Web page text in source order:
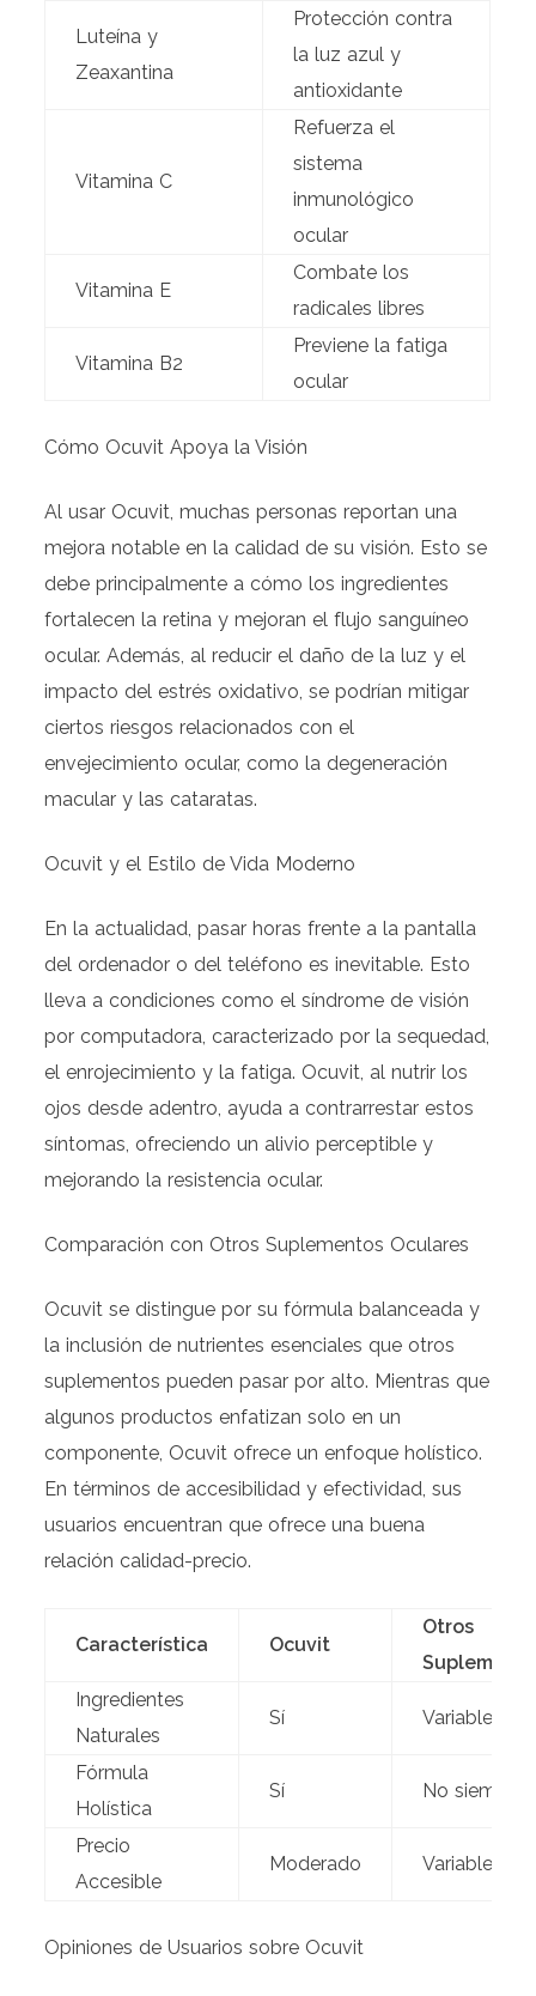
Luteína y
Zeaxantina
Protección contra
la luz azul y
antioxidante
Vitamina C
Refuerza el
sistema
inmunológico
ocular
Vitamina E
Combate los
radicales libres
Vitamina B2
Previene la fatiga
ocular
Cómo Ocuvit Apoya la Visión
Al usar Ocuvit, muchas personas reportan una
mejora notable en la calidad de su visión. Esto se
debe principalmente a cómo los ingredientes
fortalecen la retina y mejoran el flujo sanguíneo
ocular. Además, al reducir el daño de la luz y el
impacto del estrés oxidativo, se podrían mitigar
ciertos riesgos relacionados con el
envejecimiento ocular, como la degeneración
macular y las cataratas.
Ocuvit y el Estilo de Vida Moderno
En la actualidad, pasar horas frente a la pantalla
del ordenador o del teléfono es inevitable. Esto
lleva a condiciones como el síndrome de visión
por computadora, caracterizado por la sequedad,
el enrojecimiento y la fatiga. Ocuvit, al nutrir los
ojos desde adentro, ayuda a contrarrestar estos
síntomas, ofreciendo un alivio perceptible y
mejorando la resistencia ocular.
Comparación con Otros Suplementos Oculares
Ocuvit se distingue por su fórmula balanceada y
la inclusión de nutrientes esenciales que otros
suplementos pueden pasar por alto. Mientras que
algunos productos enfatizan solo en un
componente, Ocuvit ofrece un enfoque holístico.
En términos de accesibilidad y efectividad, sus
usuarios encuentran que ofrece una buena
relación calidad-precio.
Característica Ocuvit
Otros
Ingredientes
Naturales
Sí Variable
Fórmula
Holística
Sí No siempre
Precio
Accesible
Moderado Variable
Opiniones de Usuarios sobre Ocuvit